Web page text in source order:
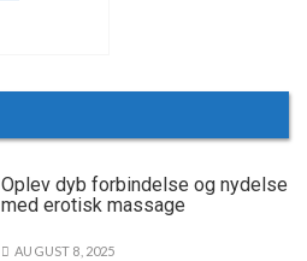
Oplev dyb forbindelse og nydelse
med erotisk massage
AUGUST 8, 2025